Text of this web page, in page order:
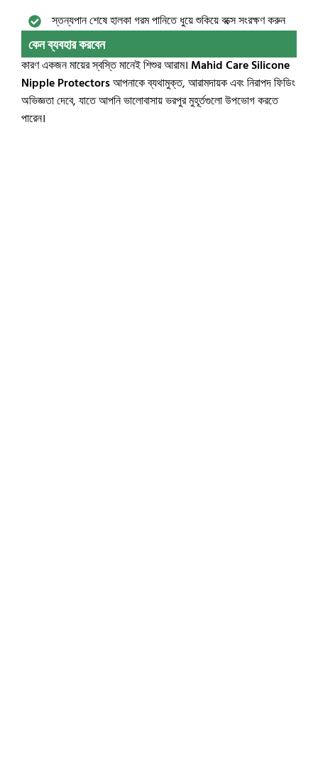
স্তন্যপান শেষে হালকা গরম পানিতে ধুয়ে শুকিয়ে বক্সে সংরক্ষণ করুন
কেন ব্যবহার করবেন
কারণ একজন মায়ের স্বস্তি মানেই শিশুর আরাম। Mahid Care Silicone
Nipple Protectorsআপনাকে ব্যথামুক্ত, আরামদায়ক এবং নিরাপদ ফিডিং
অভিজ্ঞতা দেবে, যাতে আপনি ভালোবাসায় ভরপুর মুহূর্তগুলো উপভোগ করতে
পারেন।